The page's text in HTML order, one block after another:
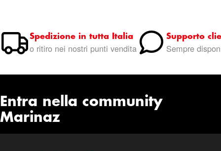
Spedizione in tutta Italia
o ritiro nei nostri punti vendita
Supporto
Sempre
Entra nella community
Marinaz